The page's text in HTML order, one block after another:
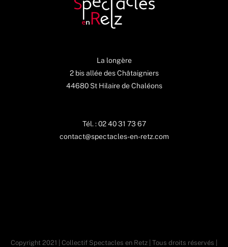
La longère
2 bis allée des Châtaigniers
44680 St Hilaire de Chaléons
Tél. : 02 40 31 73 67
contact@spectacles-en-retz.com
Copyright 2021 | Collectif Spectacles en Retz | Tous droits réservés |